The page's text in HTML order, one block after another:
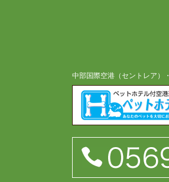
中部国際空港（セントレア）